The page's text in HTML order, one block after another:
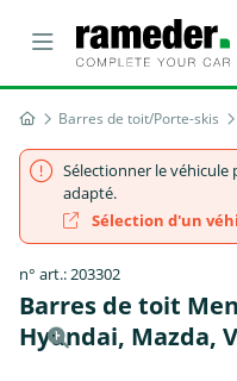
Barres de toit/Porte-skis
Sélectionner le
adapté.
Sélection d'un
n° art.: 203302
Barres de toit
Hyundai, Mazda,